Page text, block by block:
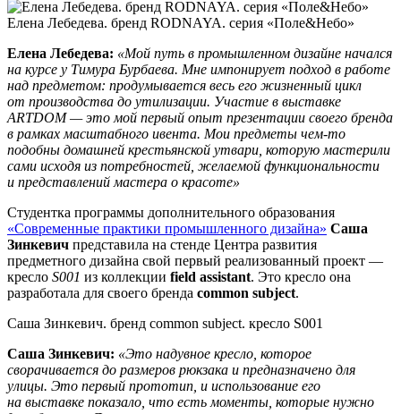
Елена Лебедева. бренд RODNAYA. серия «Поле&Небо»
Елена Лебедева: «Мой путь в промышленном дизайне начался
на курсе у Тимура Бурбаева. Мне импонирует подход в работе
над предметом: продумывается весь его жизненный цикл
от производства до утилизации. Участие в выставке
ARTDOM — это мой первый опыт презентации своего бренда
в рамках масштабного ивента. Мои предметы чем-то
подобны домашней крестьянской утвари, которую мастерили
сами исходя из потребностей, желаемой функциональности
и представлений мастера о красоте»
Студентка программы дополнительного образования
«Современные практики промышленного дизайна» Саша
Зинкевич представила на стенде Центра развития
предметного дизайна свой первый реализованный проект —
кресло S001 из коллекции field assistant. Это кресло она
разработала для своего бренда common subject.
Саша Зинкевич. бренд common subject. кресло S001
Саша Зинкевич: «Это надувное кресло, которое
сворачивается до размеров рюкзака и предназначено для
улицы. Это первый прототип, и использование его
на выставке показало, что есть моменты, которые нужно